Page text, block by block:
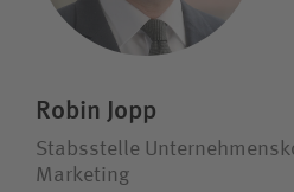
Robin Jopp
Stabsstelle
Marketing